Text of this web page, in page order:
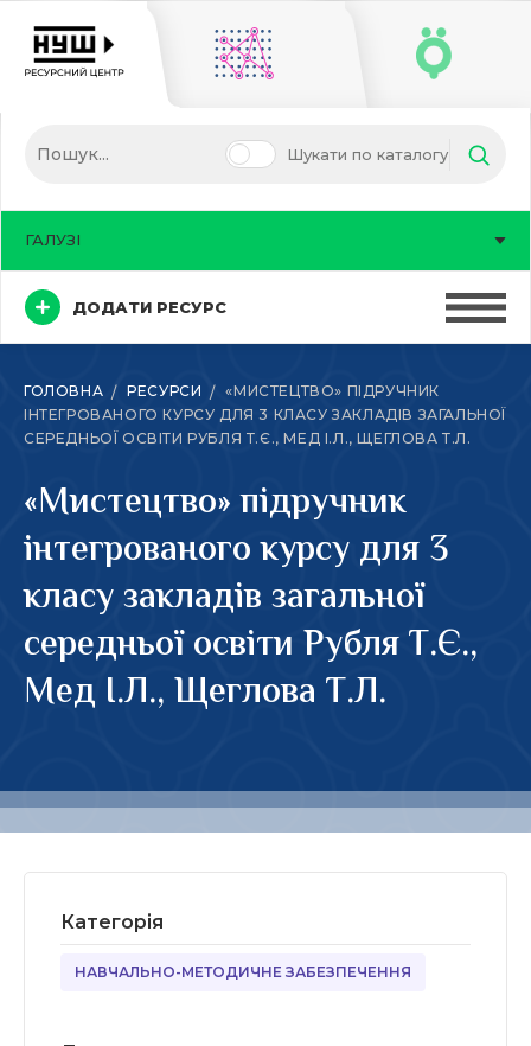
Шукати по каталогу
ДОДАТИ РЕСУРС
ГАЛУЗІ
ГОЛОВНА РЕСУРСИ
«МИСТЕЦТВО» ПІДРУЧНИК
ІНТЕГРОВАНОГО КУРСУ ДЛЯ 3 КЛАСУ ЗАКЛАДІВ ЗАГАЛЬНОЇ
СЕРЕДНЬОЇ ОСВІТИ РУБЛЯ Т.Є., МЕД І.Л., ЩЕГЛОВА Т.Л.
«Мистецтво» підручник
інтегрованого курсу для 3
класу закладів загальної
середньої освіти Рубля Т.Є.,
Мед І.Л., Щеглова Т.Л.
Категорія
НАВЧАЛЬНО-МЕТОДИЧНЕ ЗАБЕЗПЕЧЕННЯ